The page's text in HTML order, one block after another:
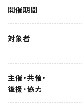
開催期間
対象者
主催・共催・
後援・協力